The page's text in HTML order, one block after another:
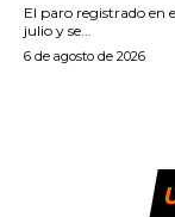
El paro registrado en
julio y se...
6 de agosto de 2026